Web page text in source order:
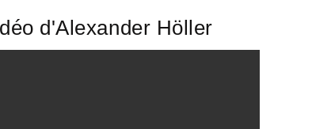
d'Alexander Höller